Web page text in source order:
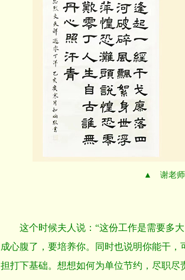
▲ 谢老师
这个时候夫人说：“这份工作是需要多
成心腹了，要培养你。同时也说明你能干
担打下基础。想想如何为单位节约，尽职尽